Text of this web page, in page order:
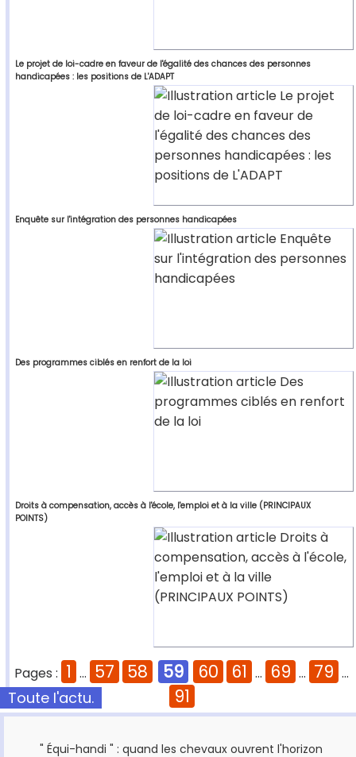
Le projet de loi-cadre en faveur de l'égalité des chances des personnes
handicapées : les positions de L'ADAPT
Enquête sur l'intégration des personnes handicapées
Des programmes ciblés en renfort de la loi
Droits à compensation, accès à l'école, l'emploi et à la ville (PRINCIPAUX
POINTS)
Pages : 1 ... 57 58 59 60 61 ... 69 ... 79 ...
91
Toute l'actu.
" Équi-handi " : quand les chevaux ouvrent l'horizon